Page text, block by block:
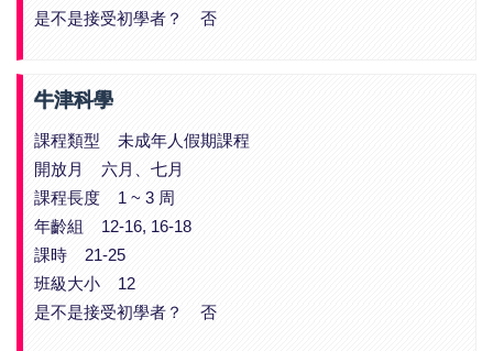
是不是接受初學者？ 否
牛津科學
課程類型 未成年人假期課程
開放月 六月、七月
課程長度 1 ~ 3 周
年齡組 12-16, 16-18
課時 21-25
班級大小 12
是不是接受初學者？ 否